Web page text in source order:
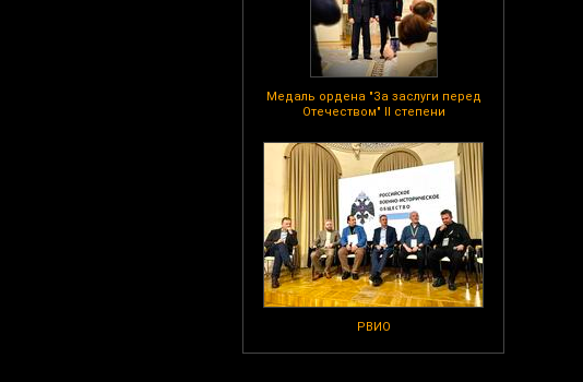
Медаль ордена "За заслуги перед
Отечеством" II степени
РВИО